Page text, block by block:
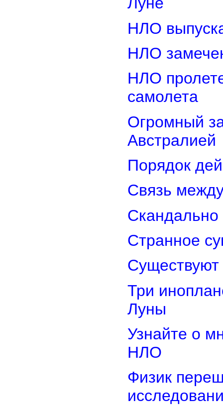
НЛО
НЛО
НЛО
самолета
Огромный
Австралией
Порядок
Связь
Странное
Три
Луны
Узнайте о
НЛО
Физик